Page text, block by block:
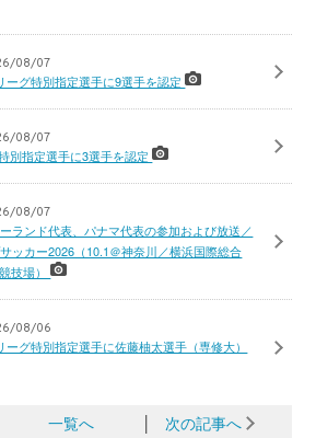
08/07
ーグ特別指定選手に9選手を認定
08/07
別指定選手に3選手を認定
08/07
ランド代表、パナマ代表の参加および放送／
ッカー2026（10.1＠神奈川／横浜国際総合
技場）
08/06
グ特別指定選手に佐藤柚太選手（専修大）
一覧へ │ 次の記事へ